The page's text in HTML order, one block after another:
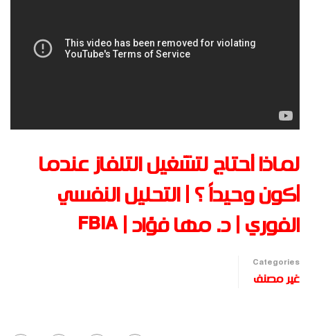
لماذا أحتاج لتشغيل التلفاز عندما
أكون وحيداً ؟ | التحليل النفسي
الفوري | د. مها فؤاد | FBIA
Categories
غير مصنف